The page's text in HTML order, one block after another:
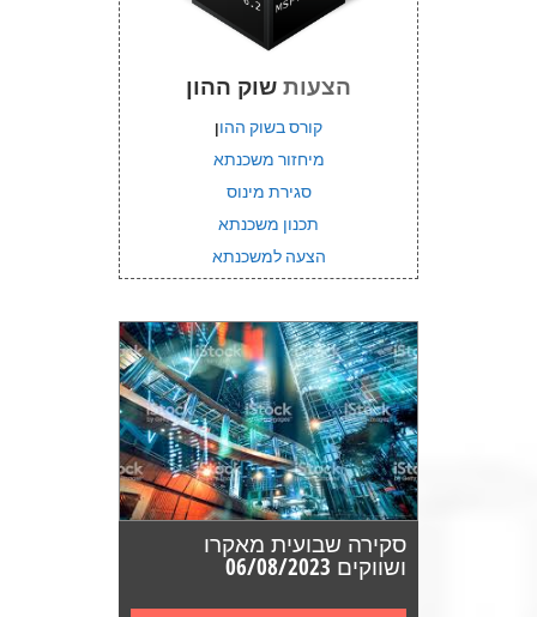
הצעותשוק ההון
קורס בשוק ההון
מיחזור משכנתא
סגירת מינוס
תכנון משכנתא
הצעה למשכנתא
סקירה שבועית מאקרו
ושווקים 06/08/2023